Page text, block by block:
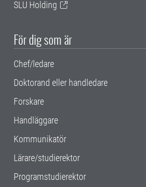
SLU Holding
För dig som är
Chef/ledare
Doktorand eller handledare
Forskare
Handläggare
Kommunikatör
Lärare/studierektor
Programstudierektor